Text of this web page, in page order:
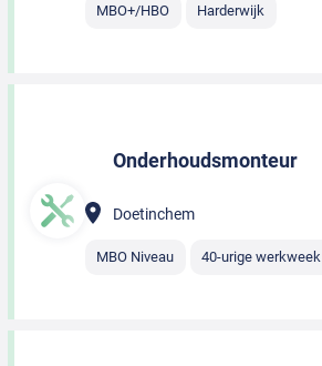
MBO+/HBO Harderwijk
Onderhoudsmonteur
Doetinchem
MBO Niveau 40-urige werkweek